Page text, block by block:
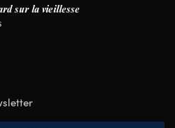
sur la vieillesse